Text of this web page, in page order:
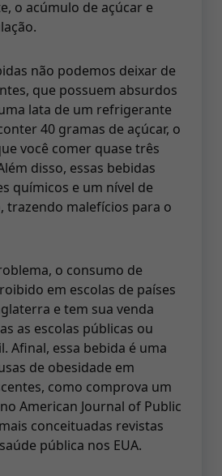
o acúmulo de açúcar e
não podemos deixar de
que possuem absurdos
lata de um refrigerante
40 gramas de açúcar, o
você comer quase três
disso, essas bebidas
químicos e um nível de
trazendo malefícios para o
o consumo de
em escolas de países
e tem sua venda
as escolas públicas ou
Afinal, essa bebida é uma
de obesidade em
como comprova um
American Journal of Public
conceituadas revistas
pública nos EUA.